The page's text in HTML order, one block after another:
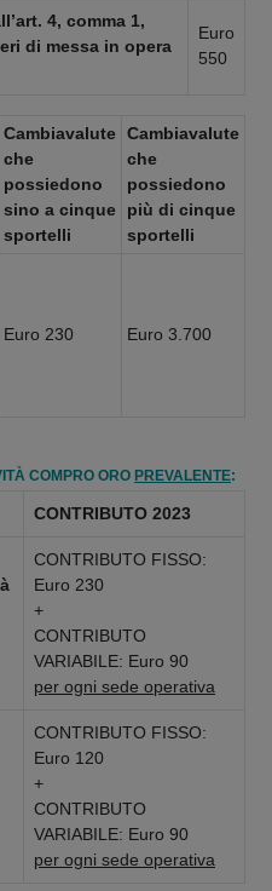
4, comma 1,
di messa in opera
Euro
550
Cambiavalute
che
possiedono
sino a cinque
sportelli
Cambiavalute
che
possiedono
più di cinque
sportelli
Euro 230 Euro 3.700
COMPRO ORO PREVALENTE:
CONTRIBUTO 2023
CONTRIBUTO FISSO:
Euro 230
+
CONTRIBUTO
VARIABILE: Euro 90
per ogni sede operativa
CONTRIBUTO FISSO:
Euro 120
+
CONTRIBUTO
VARIABILE: Euro 90
per ogni sede operativa